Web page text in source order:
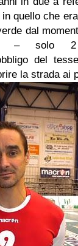
quello che
dal
–solo
del
la strada ai